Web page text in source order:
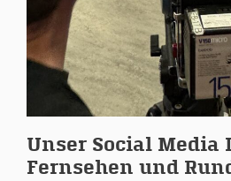
Unser Social Media
Fernsehen und